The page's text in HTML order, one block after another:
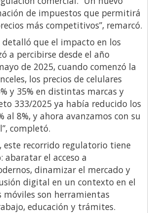
de impuestos que permitirá
más competitivos”, remarcó.
que el impacto en los
a percibirse desde el año
de 2025, cuando comenzó la
los precios de celulares
y 35% en distintas marcas y
333/2025 ya había reducido los
al 8%, y ahora avanzamos con su
completó.
este recorrido regulatorio tiene
abaratar el acceso a
dinamizar el mercado y
digital en un contexto en el
móviles son herramientas
educación y trámites.